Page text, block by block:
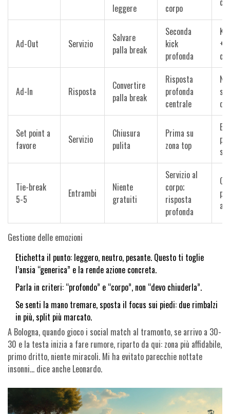
leggere
corpo
Ad-Out Servizio
Salvare
palla break
Seconda
kick
profonda
+
Ad-In Risposta
Convertire
palla break
Risposta
profonda
centrale
Set point a
favore
Servizio
Chiusura
pulita
Prima su
zona top
Tie-break
5-5
Entrambi
Niente
gratuiti
Servizio al
corpo;
risposta
profonda
Gestione delle emozioni
Etichetta il punto: leggero, neutro, pesante. Questo ti toglie
l’ansia “generica” e la rende azione concreta.
Parla in criteri: “profondo” e “corpo”, non “devo chiuderla”.
Se senti la mano tremare, sposta il focus sui piedi: due rimbalzi
in più, split più marcato.
A Bologna, quando gioco i social match al tramonto, se arrivo a 30-
30 e la testa inizia a fare rumore, riparto da qui: zona più affidabile,
primo dritto, niente miracoli. Mi ha evitato parecchie nottate
insonni… dice anche Leonardo.